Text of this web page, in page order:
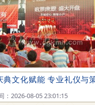
典文化赋能 专业礼仪与
：2026-08-05 23:01:15